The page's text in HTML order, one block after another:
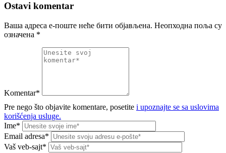
Ostavi komentar
Ваша адреса е-поште неће бити објављена. Неопходна поља су
означена *
Komentar*
Pre nego što objavite komentare, posetite i upoznajte se sa uslovima
korišćenja usluge.
Ime*
Email adresa*
Vaš veb-sajt*